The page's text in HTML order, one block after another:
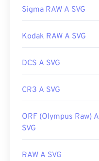
Sigma RAW A SVG
Kodak RAW A SVG
DCS A SVG
CR3 A SVG
ORF (Olympus Raw) A
SVG
RAW A SVG